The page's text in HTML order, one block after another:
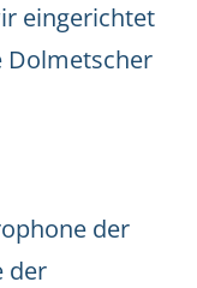
eingerichtet
Dolmetscher
der
der